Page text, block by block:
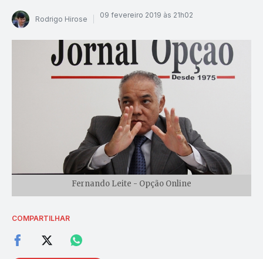
Rodrigo Hirose 09 fevereiro 2019 às 21h02
Fernando Leite - Opção Online
COMPARTILHAR